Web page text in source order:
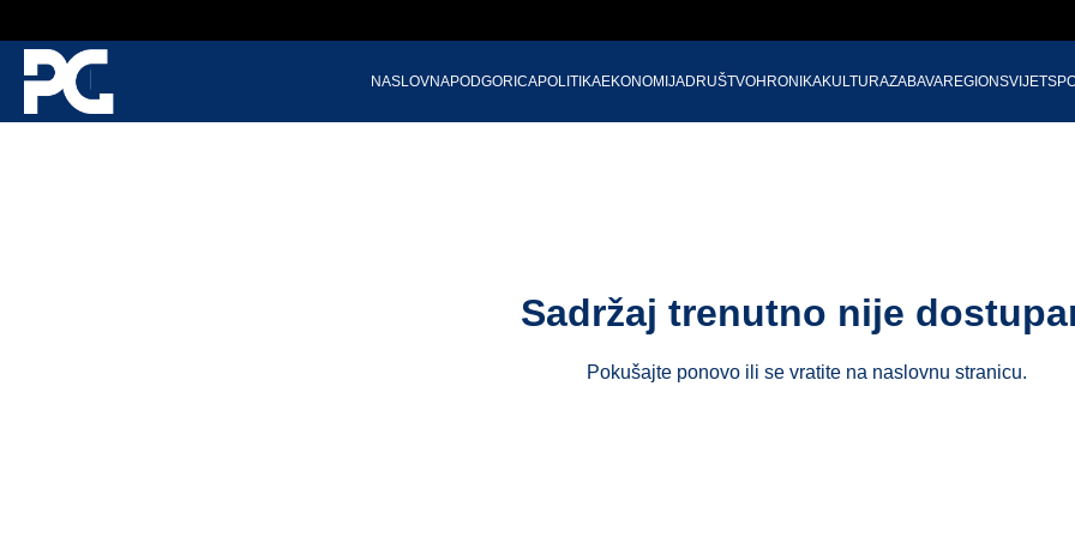
NASLOVNAPODGORICAPOLITIKAEKONOMIJADRUŠTVOHRONIKAKULTURAZABAVAREGIONSVIJET
Sadržaj trenutno nije
Pokušajte ponovo ili se vratite na naslovnu stranicu.